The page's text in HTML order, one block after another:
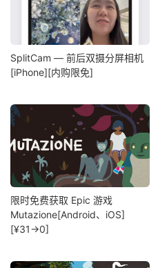
SplitCam — 前后双摄分屏相机
[iPhone][内购限免]
限时免费获取 Epic 游戏
Mutazione[Android、iOS]
[¥31→0]